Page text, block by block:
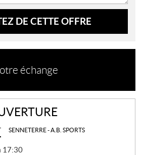
DE CETTE OFFRE
échange
SENNETERRE - A.B. SPORTS
17:30